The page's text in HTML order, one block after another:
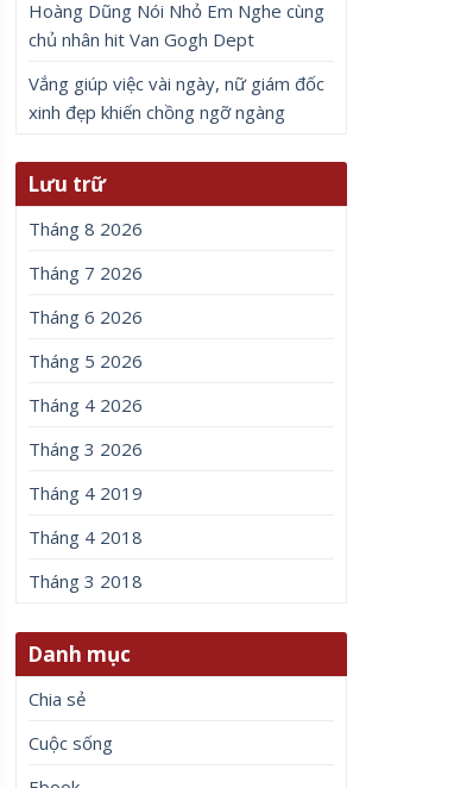
Hoàng Dũng Nói Nhỏ Em Nghe cùng
chủ nhân hit Van Gogh Dept
Vắng giúp việc vài ngày, nữ giám đốc
xinh đẹp khiến chồng ngỡ ngàng
Lưu trữ
Tháng 8 2026
Tháng 7 2026
Tháng 6 2026
Tháng 5 2026
Tháng 4 2026
Tháng 3 2026
Tháng 4 2019
Tháng 4 2018
Tháng 3 2018
Danh mục
Chia sẻ
Cuộc sống